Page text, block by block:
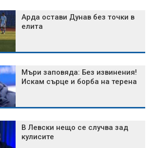
Арда остави Дунав без точки в
елита
Мъри заповяда: Без извинения!
Искам сърце и борба на терена
В Левски нещо се случва зад
кулисите